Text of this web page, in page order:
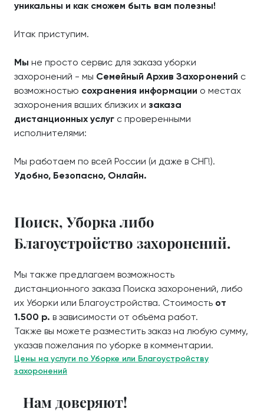
уникальны и как сможем быть вам полезны!
Итак приступим.
Мы не просто сервис для заказа уборки
захоронений - мы Семейный Архив Захоронений с
возможностью сохранения информации о местах
захоронения ваших близких и заказа
дистанционных услуг с проверенными
исполнителями:
Мы работаем по всей России (и даже в СНГ!).
Удобно, Безопасно, Онлайн.
Поиск, Уборка либо
Благоустройство захоронений.
Мы также предлагаем возможность
дистанционного заказа Поиска захоронений, либо
их Уборки или Благоустройства. Стоимость от
1.500 р. в зависимости от объёма работ.
Также вы можете разместить заказ на любую сумму,
указав пожелания по уборке в комментарии.
Цены на услуги по Уборке или Благоустройству
захоронений
Нам доверяют!